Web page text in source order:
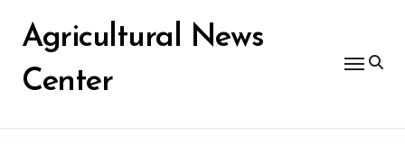
contentAgricultural News
Center